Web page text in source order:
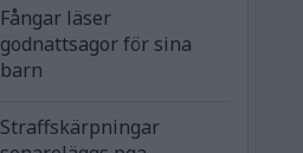
Fångar läser
godnattsagor för sina
barn
Straffskärpningar